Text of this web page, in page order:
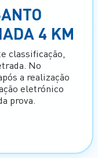
4 KM
classificação,
No
a realização
eletrónico
prova.